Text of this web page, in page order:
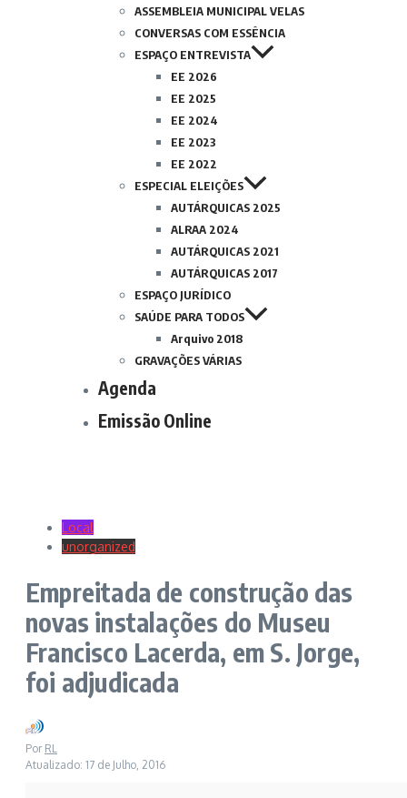
ASSEMBLEIA MUNICIPAL VELAS
CONVERSAS COM ESSÊNCIA
ESPAÇO ENTREVISTA
EE 2026
EE 2025
EE 2024
EE 2023
EE 2022
ESPECIAL ELEIÇÕES
AUTÁRQUICAS 2025
ALRAA 2024
AUTÁRQUICAS 2021
AUTÁRQUICAS 2017
ESPAÇO JURÍDICO
SAÚDE PARA TODOS
Arquivo 2018
GRAVAÇÕES VÁRIAS
Agenda
Emissão Online
Local
unorganized
Empreitada de construção das
novas instalações do Museu
Francisco Lacerda, em S. Jorge,
foi adjudicada
Por RL
Atualizado: 17 de Julho, 2016